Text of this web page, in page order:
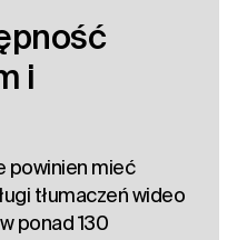
i
powinien mieć
tłumaczeń wideo
ponad 130